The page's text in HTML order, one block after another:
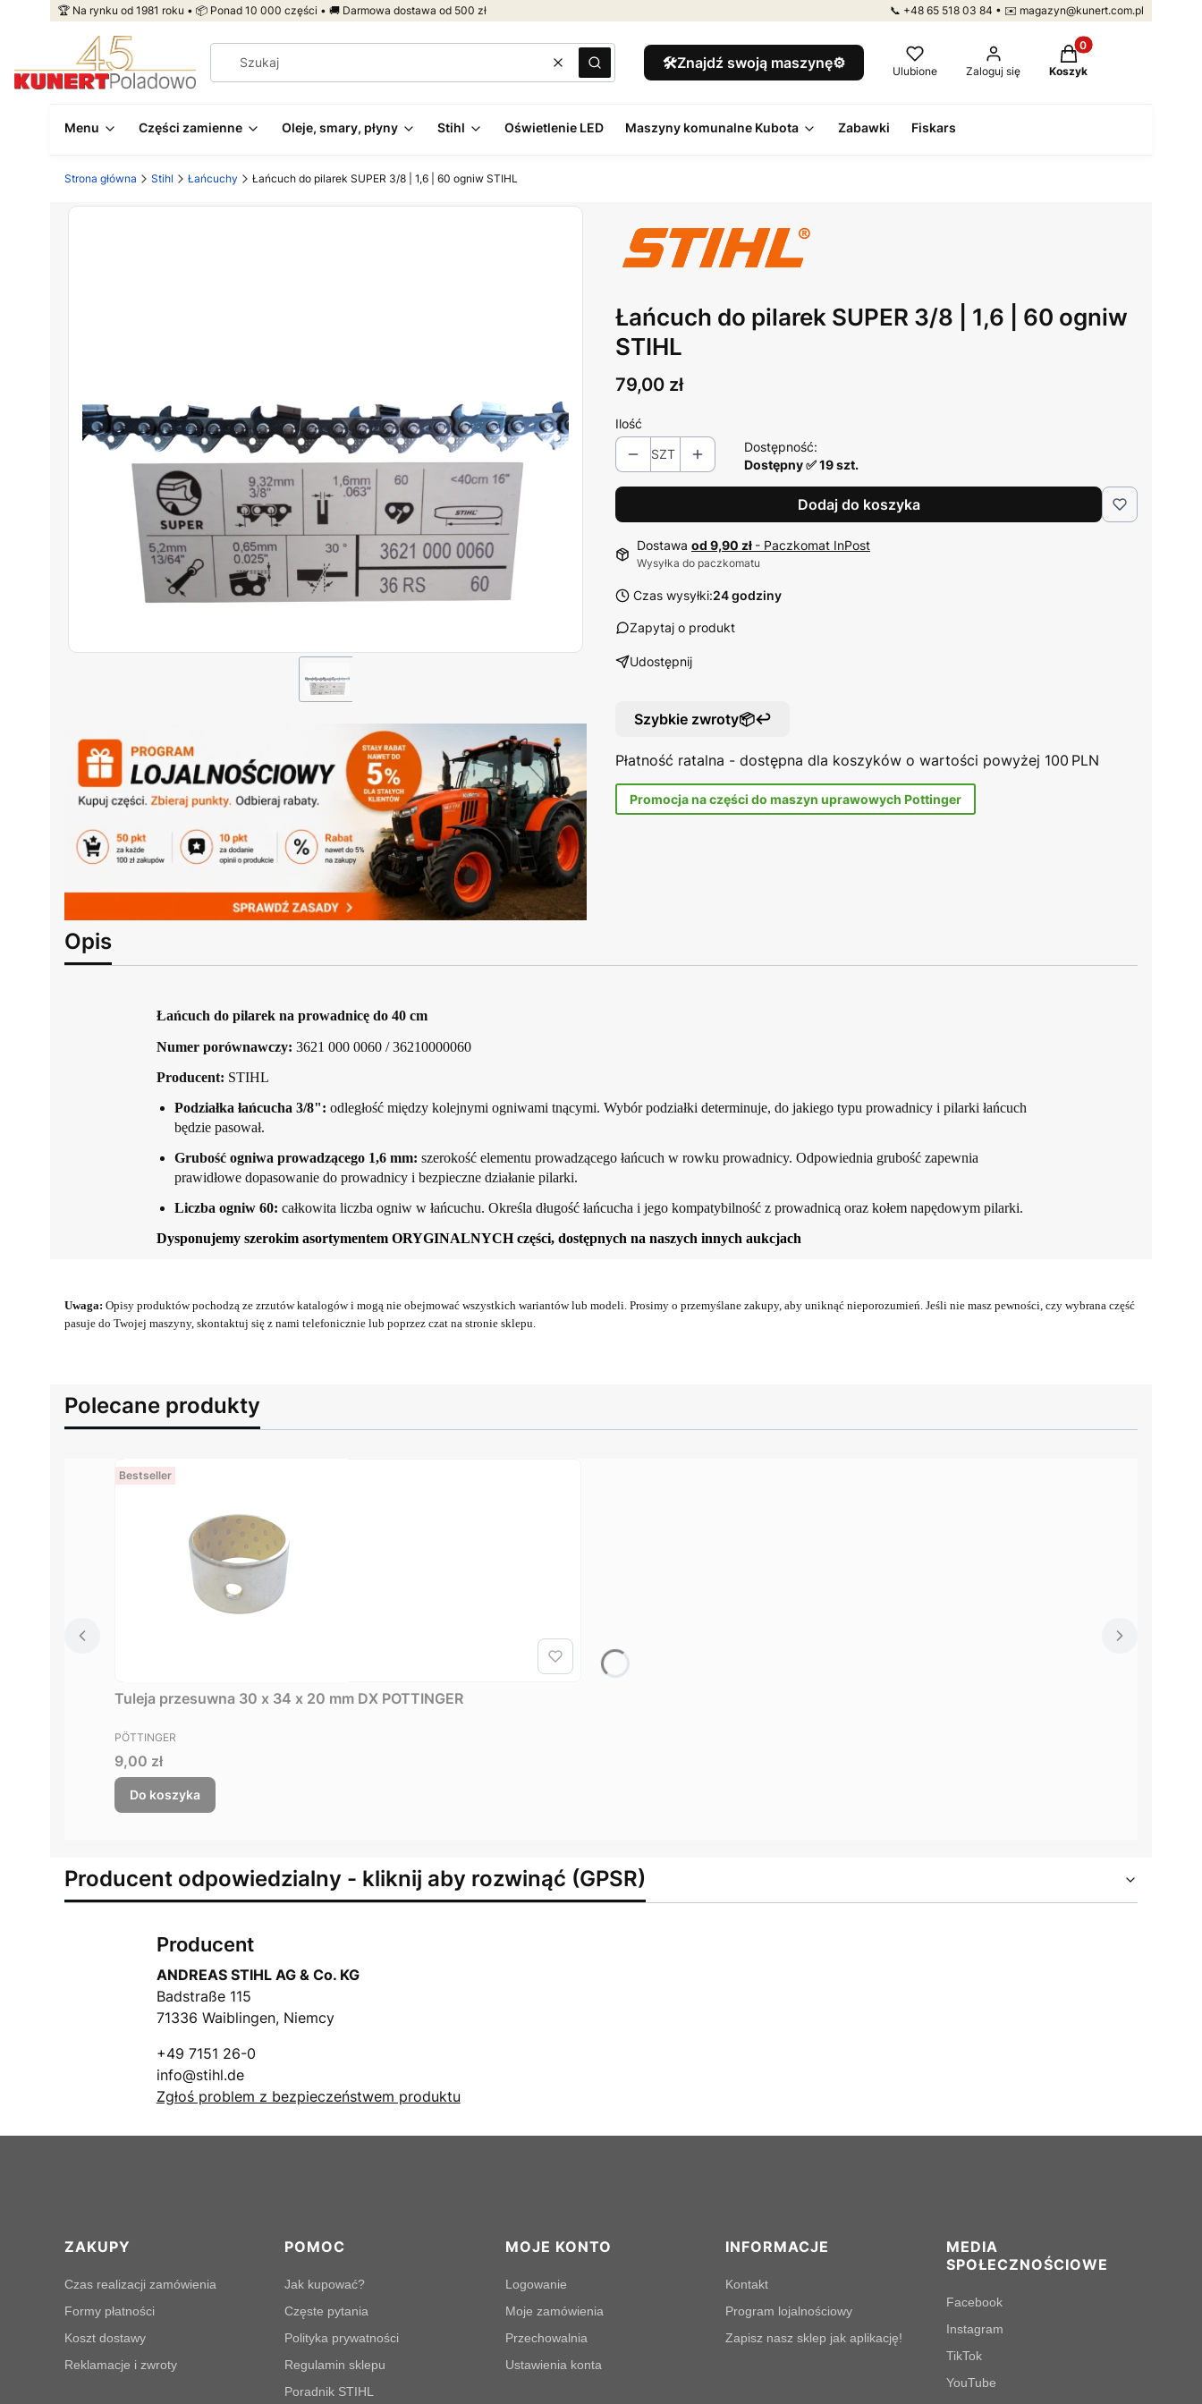
🏆 Na rynku od 1981 roku • 📦 Ponad 10 000 części • 🚚 Darmowa dostawa od 500 zł 📞 +48 65 518 03 84 • ✉️ magazyn@kunert.com.pl
WyczyśćSzukaj 🛠️Znajdź swoją maszynę⚙️ Ulubione Zaloguj się
Produkty w koszyku:
Koszyk
Menu Części zamienne Oleje, smary, płyny Stihl Oświetlenie LED Maszyny komunalne Kubota Zabawki Fiskars
Strona główna Stihl Łańcuchy Łańcuch do pilarek SUPER 3/8 | 1,6 | 60 ogniw STIHL
Łańcuch do pilarek SUPER 3/8 | 1,6 | 60 ogniw
STIHL
Cena
79,00 zł
Ilość
SZT
Dostępność:
Dostępny ✅ 19 szt.
Dodaj do koszyka
Dostawa od 9,90 zł - Paczkomat InPost
Wysyłka do paczkomatu
Czas wysyłki:24 godziny
Zapytaj o produkt
Udostępnij
Szybkie zwroty📦↩️
Płatność ratalna - dostępna dla koszyków o wartości powyżej 100 PLN
Promocja na części do maszyn uprawowych Pottinger
Opis
Łańcuch do pilarek na prowadnicę do 40 cm
Numer porównawczy: 3621 000 0060 / 36210000060
Producent: STIHL
Podziałka łańcucha 3/8": odległość między kolejnymi ogniwami tnącymi. Wybór podziałki determinuje, do jakiego typu prowadnicy i pilarki łańcuch
będzie pasował.
Grubość ogniwa prowadzącego 1,6 mm: szerokość elementu prowadzącego łańcuch w rowku prowadnicy. Odpowiednia grubość zapewnia
prawidłowe dopasowanie do prowadnicy i bezpieczne działanie pilarki.
Liczba ogniw 60: całkowita liczba ogniw w łańcuchu. Określa długość łańcucha i jego kompatybilność z prowadnicą oraz kołem napędowym pilarki.
Dysponujemy szerokim asortymentem ORYGINALNYCH części, dostępnych na naszych innych aukcjach
Uwaga: Opisy produktów pochodzą ze zrzutów katalogów i mogą nie obejmować wszystkich wariantów lub modeli. Prosimy o przemyślane zakupy, aby uniknąć nieporozumień. Jeśli nie masz pewności, czy wybrana część
pasuje do Twojej maszyny, skontaktuj się z nami telefonicznie lub poprzez czat na stronie sklepu.
Polecane produkty
Bestseller
Tuleja przesuwna 30 x 34 x 20 mm DX POTTINGER
PRODUCENT
PÖTTINGER
Cena
9,00 zł
Do koszyka
Producent odpowiedzialny - kliknij aby rozwinąć (GPSR)
Producent
ANDREAS STIHL AG & Co. KG
Badstraße 115
71336 Waiblingen, Niemcy
+49 7151 26-0
info@stihl.de
Zgłoś problem z bezpieczeństwem produktu
Linki w stopce
ZAKUPY
Czas realizacji zamówienia
Formy płatności
Koszt dostawy
Reklamacje i zwroty
POMOC
Jak kupować?
Częste pytania
Polityka prywatności
Regulamin sklepu
Poradnik STIHL
MOJE KONTO
Logowanie
Moje zamówienia
Przechowalnia
Ustawienia konta
INFORMACJE
Kontakt
Program lojalnościowy
Zapisz nasz sklep jak aplikację!
MEDIA
SPOŁECZNOŚCIOWE
Facebook
Instagram
TikTok
YouTube